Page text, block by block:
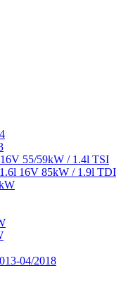
55/59kW / 1.4l TSI
16V 85kW / 1.9l TDI
04/2018